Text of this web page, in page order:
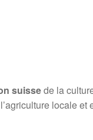
suissede la
locale et